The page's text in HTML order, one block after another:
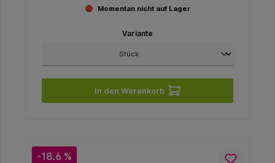
Momentan nicht auf Lager
Variante
In den Warenkorb
-18.6 %